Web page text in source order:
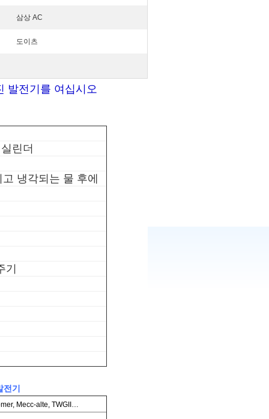
삼상 AC
도이츠
발전기를 여십시오
린더
냉각되는 물 후에
기
Mecc-alte, TWGII…